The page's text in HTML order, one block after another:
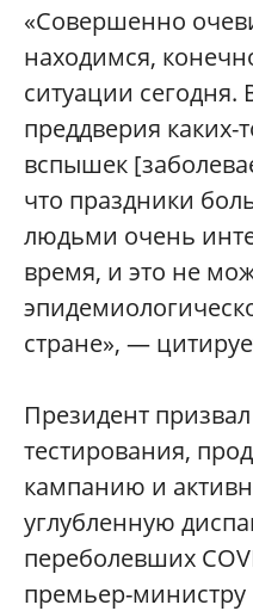
«Совершенно
находимся,
ситуации сегодня.
преддверия
вспышек
что праздники
людьми очень
время, и это не
стране», —
Президент
тестирования,
кампанию и
углубленную
переболевших
премьер-